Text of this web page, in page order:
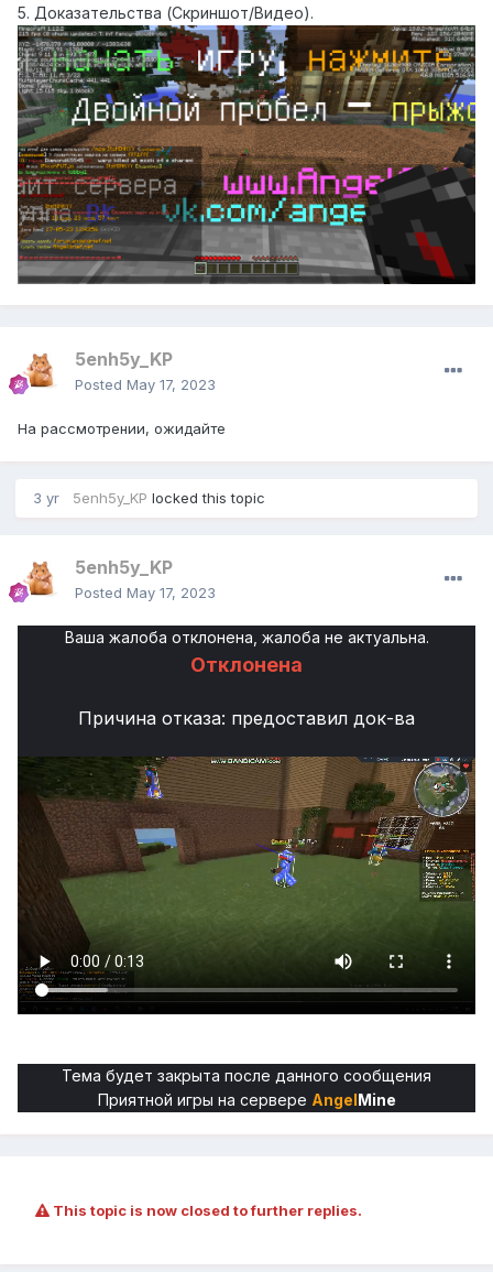
5. Доказательства (Скриншот/Видео).
5enh5y_KP
Posted May 17, 2023
На рассмотрении, ожидайте
3 yr 5enh5y_KP locked this topic
5enh5y_KP
Posted May 17, 2023
Ваша жалоба отклонена, жалоба не актуальна.
Отклонена
Причина отказа: предоставил док-ва
Тема будет закрыта после данного сообщения
Приятной игры на сервере AngelMine
This topic is now closed to further replies.